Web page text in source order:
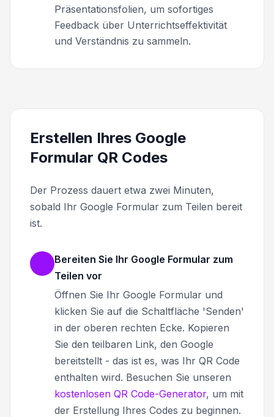
Präsentationsfolien, um sofortiges
Feedback über Unterrichtseffektivität
und Verständnis zu sammeln.
Erstellen Ihres Google
Formular QR Codes
Der Prozess dauert etwa zwei Minuten,
sobald Ihr Google Formular zum Teilen bereit
ist.
Bereiten Sie Ihr Google Formular zum
Teilen vor
Öffnen Sie Ihr Google Formular und
klicken Sie auf die Schaltfläche 'Senden'
in der oberen rechten Ecke. Kopieren
Sie den teilbaren Link, den Google
bereitstellt - das ist es, was Ihr QR Code
enthalten wird. Besuchen Sie unseren
kostenlosen QR Code-Generator, um mit
der Erstellung Ihres Codes zu beginnen.